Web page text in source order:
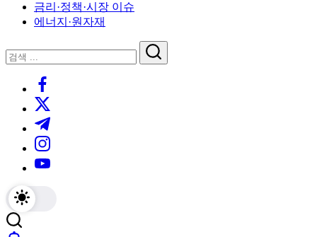
금리·정책·시장 이슈
에너지·원자재
닫
기
검
검
https://www.facebook.com/
https://twitter.com/
https://t.me/
https://www.instagram.com/
https://youtube.com/